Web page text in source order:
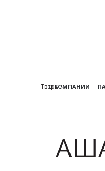
Тверь
О КОМПАНИИ